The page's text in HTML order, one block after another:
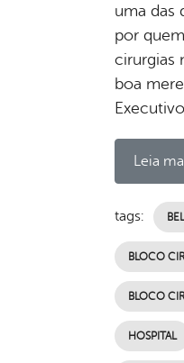
uma das
por
cirurgias
boa
Leia
tags:
BLOCO
BLOCO
HOSPITAL